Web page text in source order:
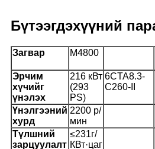
Бүтээгдэхүүний
Загвар M4800
Эрчим
хүчийг
үнэлэх
216 кВт
(293
PS)
6CTA8.3-
C260-II
Үнэлгээний
хурд
2200 р/
мин
Түлшний
зарцуулалт
≤231г/
КВт·цаг